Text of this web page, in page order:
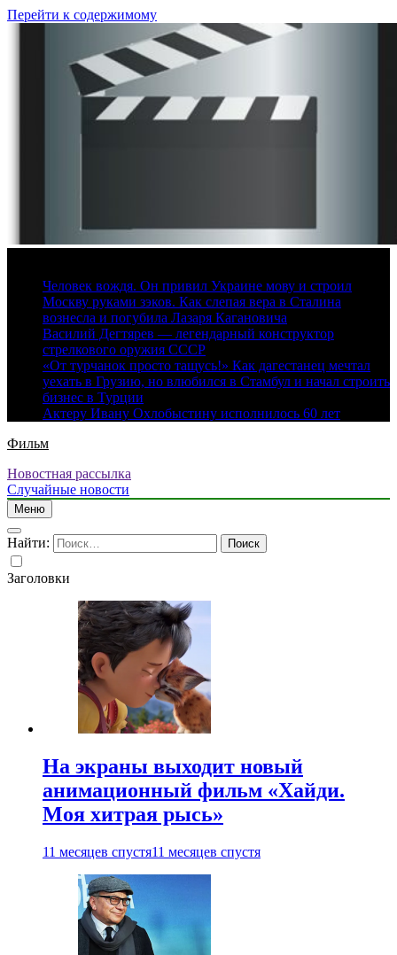
Перейти к содержимому
Человек вождя. Он привил Украине мову и строил
Москву руками зэков. Как слепая вера в Сталина
вознесла и погубила Лазаря Кагановича
Василий Дегтярев — легендарный конструктор
стрелкового оружия СССР
«От турчанок просто тащусь!» Как дагестанец мечтал
уехать в Грузию, но влюбился в Стамбул и начал строить
бизнес в Турции
Актеру Ивану Охлобыстину исполнилось 60 лет
Фильм
Новостная рассылка
Случайные новости
Меню
Найти:
Заголовки
На экраны выходит новый
анимационный фильм «Хайди.
Моя хитрая рысь»
11 месяцев спустя11 месяцев спустя